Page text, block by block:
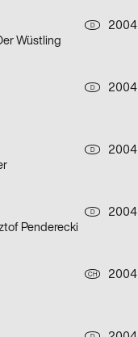
D
2004
Wüstling
D
2004
D
2004
D
2004
Penderecki
CH
2004